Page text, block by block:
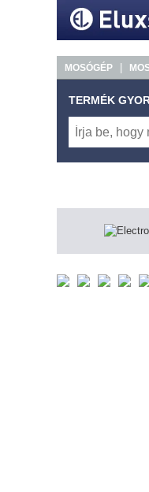
MOSÓGÉP
TERMÉK